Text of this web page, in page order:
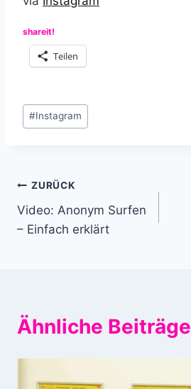
shareit!
Teilen
Schlagworte:
#Instagram
Beitragsnavigation
ZURÜCK
Video: Anonym Surfen
– Einfach erklärt
Ähnliche Beiträge